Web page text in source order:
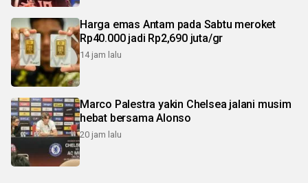
Harga emas Antam pada Sabtu meroket
Rp40.000 jadi Rp2,690 juta/gr
14 jam lalu
Marco Palestra yakin Chelsea jalani musim
hebat bersama Alonso
20 jam lalu